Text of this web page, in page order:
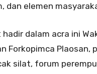
dan elemen
dalam acra ini
Forkopimca Plaosan,
silat, forum